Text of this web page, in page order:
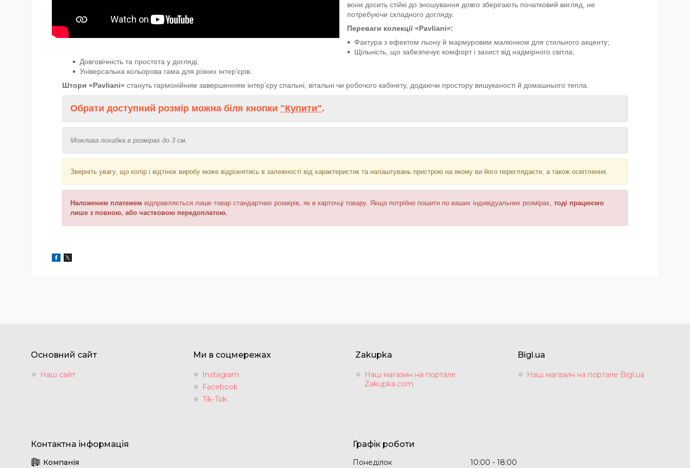
вони досить стійкі до зношування довго зберігають початковий вигляд, не
потребуючи складного догляду.
Переваги колекції «Pavliani»:
Фактура з ефектом льону й мармуровим малюнком для стильного акценту;
Щільність, що забезпечує комфорт і захист від надмірного світла;
Довговічність та простота у догляді;
Універсальна кольорова гама для різних інтер’єрів.
Штори «Pavliani» стануть гармонійним завершенням інтер’єру спальні, вітальні чи робочого кабінету, додаючи простору вишуканості й домашнього тепла.
Обрати доступний розмір можна біля кнопки "Купити".
Можлива похибка в розмірах до 3 см.
Зверніть увагу, що колір і відтінок виробу може відрізнятись в залежності від характеристик та налаштувань пристрою на якому ви його переглядаєте, а також освітлення.
Наложеним платежем відправляється лише товар стандартних розмірів, як в карточці товару. Якщо потрібно пошити по ваших індивідуальних розмірах, тоді працюємо
лише з повною, або частковою передоплатою.
Основний сайт
Наш сайт
Ми в соцмережах
Instagram
Facebook
Tik-Tok
Zakupka
Наш магазин на портале
Zakupka.com
Bigl.ua
Наш магазин на портале Bigl.ua
Графік роботи
Понеділок 10:00 18:00